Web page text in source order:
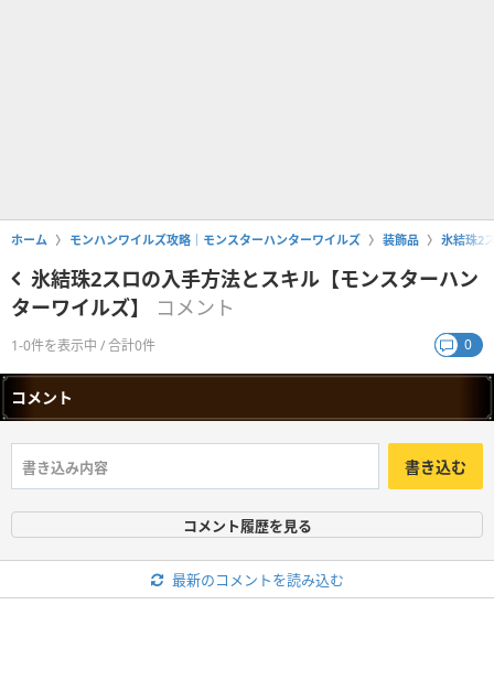
ホーム モンハンワイルズ攻略｜モンスターハンターワイルズ 装飾品 氷結珠2
氷結珠2スロの入手方法とスキル【モンスターハン
ターワイルズ】
コメント
1-0件を表示中 / 合計0件 0
コメント
書き込む
コメント履歴を見る
最新のコメントを読み込む